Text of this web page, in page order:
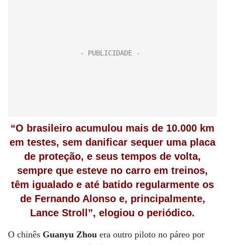
“O brasileiro acumulou mais de 10.000 km
em testes, sem danificar sequer uma placa
de proteção, e seus tempos de volta,
sempre que esteve no carro em treinos,
têm igualado e até batido regularmente os
de Fernando Alonso e, principalmente,
Lance Stroll”, elogiou o periódico.
O chinês Guanyu Zhou era outro piloto no páreo por